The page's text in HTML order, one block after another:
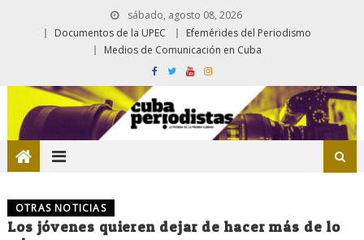
sábado, agosto 08, 2026
Documentos de la UPEC
Efemérides del Periodismo
Medios de Comunicación en Cuba
OTRAS NOTICIAS
Los jóvenes quieren dejar de hacer más de lo